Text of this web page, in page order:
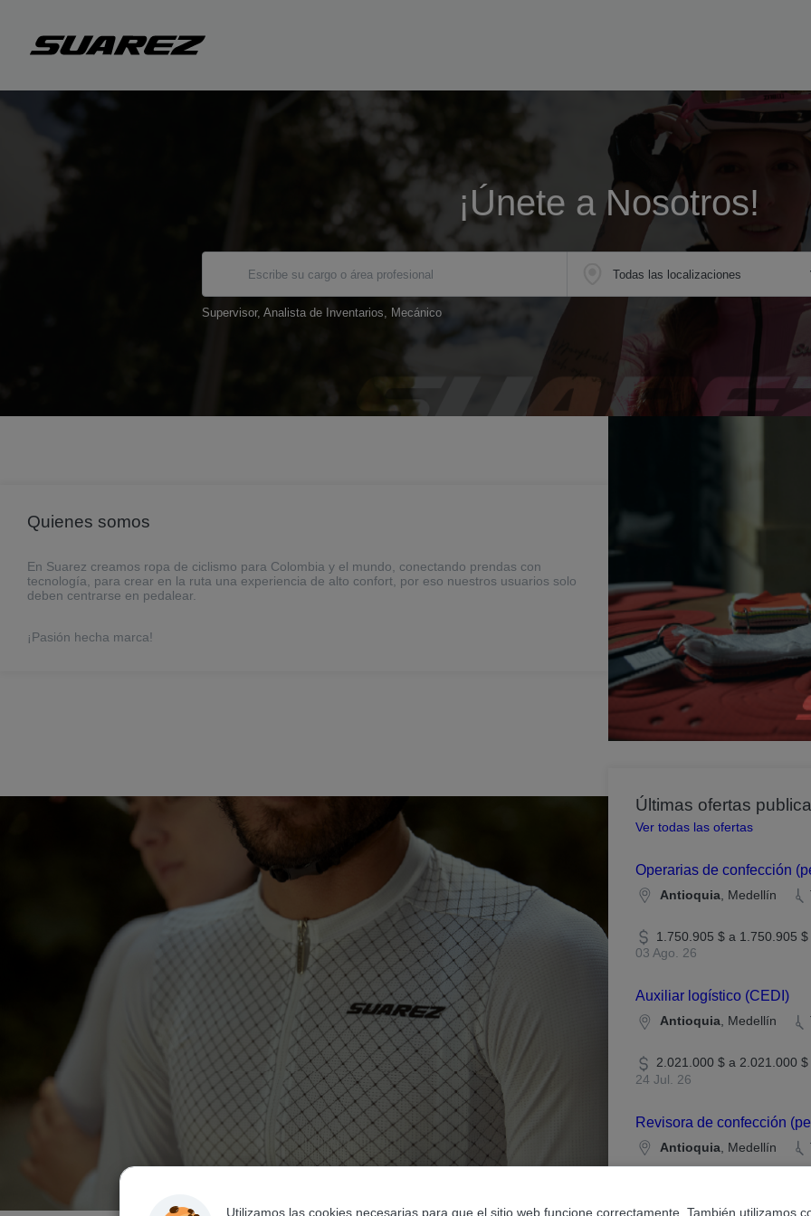
¡Únete a Nosotros!
Supervisor, Analista de Inventarios, Mecánico
Quienes somos
En Suarez creamos ropa de ciclismo para Colombia y el mundo, conectando prendas con
tecnología, para crear en la ruta una experiencia de alto confort, por eso nuestros usuarios solo
deben centrarse en pedalear.
¡Pasión hecha marca!
Últimas ofertas
Ver todas las ofertas
Operarias de confección
Antioquia , Medellín
1.750.905 $ a 1.750.905
03 Ago. 26
Auxiliar logístico (CEDI)
Antioquia, Medellín
2.021.000 $ a 2.021.000
24 Jul. 26
Revisora de confección
Antioquia , Medellín
15 Jul. 26
Utilizamos las cookies necesarias para que el sitio web funcione correctamente. También utilizamos